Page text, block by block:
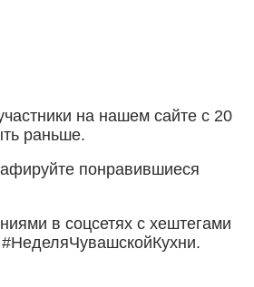
на нашем сайте с 20
раньше.
понравившиеся
в соцсетях с хештегами